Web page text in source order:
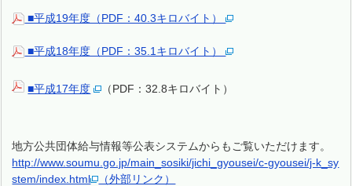
■平成19年度（PDF：40.3キロバイト）
■平成18年度（PDF：35.1キロバイト）
■平成17年度 （PDF：32.8キロバイト）
地方公共団体給与情報等公表システムからもご覧いただけます。
http://www.soumu.go.jp/main_sosiki/jichi_gyousei/c-gyousei/j-k_sy
stem/index.html
（外部リンク）